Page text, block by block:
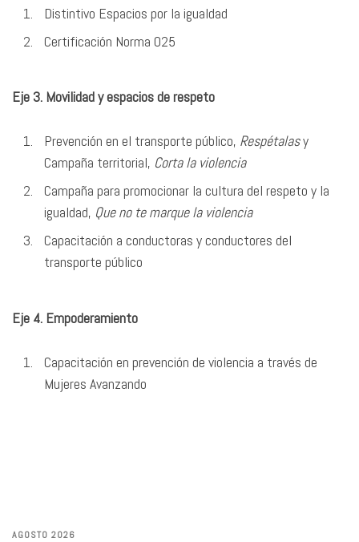
Distintivo Espacios por la igualdad
Certificación Norma 025
Eje 3. Movilidad y espacios de respeto
Prevención en el transporte público, Respétalasy
Campaña territorial, Corta la violencia
Campaña para promocionar la cultura del respeto y la
igualdad, Que no te marque la violencia
Capacitación a conductoras y conductores del
transporte público
Eje 4. Empoderamiento
Capacitación en prevención de violencia a través de
Mujeres Avanzando
AGOSTO 2026